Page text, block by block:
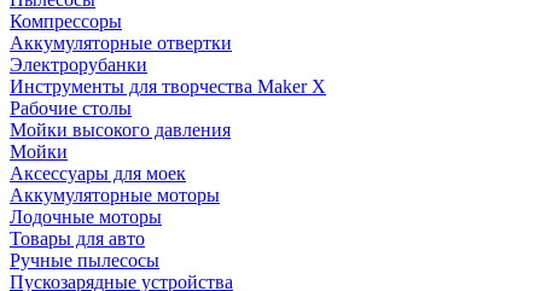
Компрессоры
Аккумуляторные отвертки
Электрорубанки
Инструменты для творчества Maker X
Рабочие столы
Мойки высокого давления
Мойки
Аксессуары для моек
Аккумуляторные моторы
Лодочные моторы
Товары для авто
Ручные пылесосы
Пускозарядные устройства